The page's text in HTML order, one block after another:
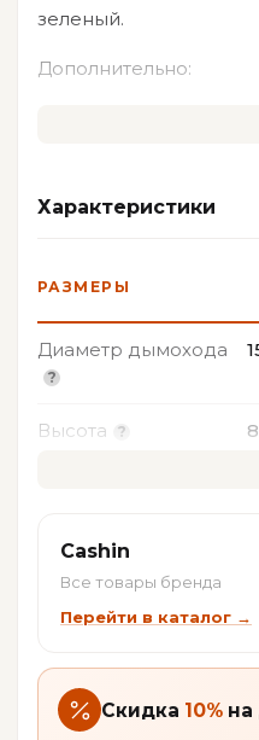
зеленый.
Дополнительно:
Бойлер
033154510S
Набор
для
У нас Вы найдете:
Екатеринбурге,
Характеристики
РАЗМЕРЫ
Диаметр дымохода
Высота
Глубина
ХАРАКТЕРИСТИКИ
Вид топлива
КПД%
Cashin
Все товары бренда
Перейти в каталог →
Скидка 10%